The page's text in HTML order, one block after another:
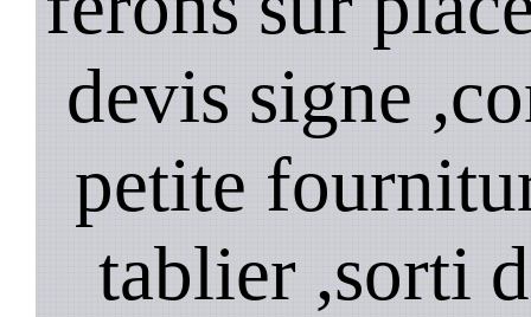
devis signe
petite
tablier ,sorti